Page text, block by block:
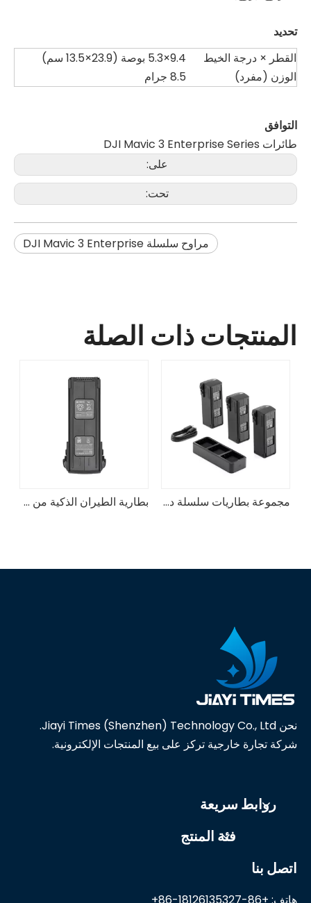
تحديد
القطر × درجة الخيط
9.4×5.3 بوصة (23.9×13.5 سم)
الوزن (مفرد)
8.5 جرام
التوافق
طائرات DJI Mavic 3 Enterprise Series
على:
تحت:
مراوح سلسلة DJI Mavic 3 Enterprise
المنتجات ذات الصلة
بطارية الطيران الذكية من سلسلة DJI Mavic 3 مجموعة بطاريات سلسلة دي جي آي مافيك 3 إنتربرايز
نحن Jiayi Times (Shenzhen) Technology Co., Ltd.
شركة تجارة خارجية تركز على بيع المنتجات الإلكترونية.
روابط سريعة
فئة المنتج
اتصل بنا